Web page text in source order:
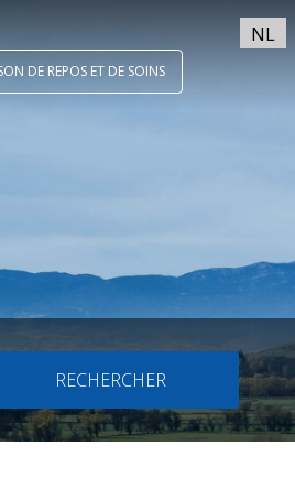
NL
DE REPOS ET DE SOINS
RECHERCHER